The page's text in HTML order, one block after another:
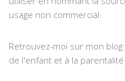
usage non commercial.
Retrouvez-moi sur mon
de l'enfant et à la parentalité